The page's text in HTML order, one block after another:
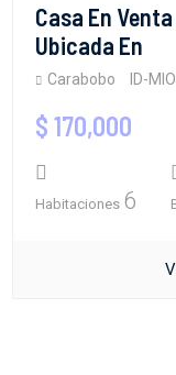
Casa En
Ubicada En
Carabobo ID-
$ 170,000
Habitaciones 6